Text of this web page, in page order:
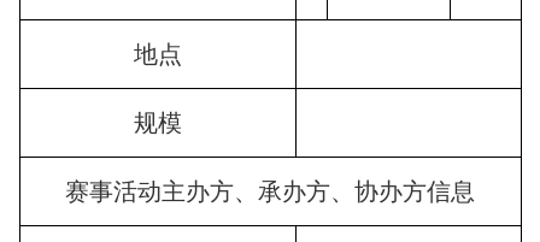
地点
规模
赛事活动主办方、承办方、协办方信息